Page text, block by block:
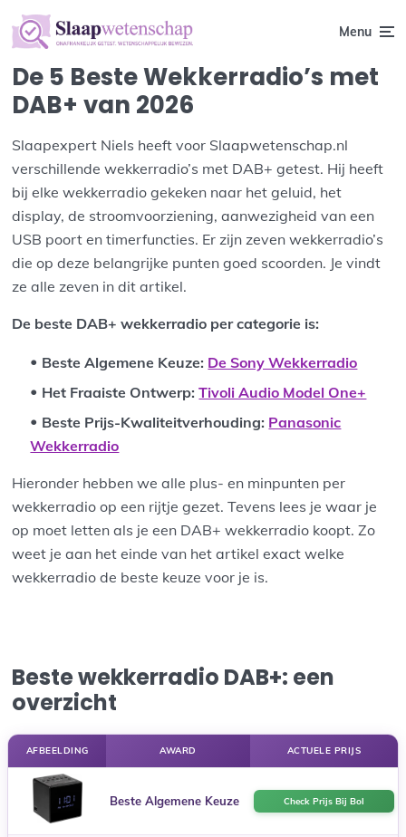
Menu
De 5 Beste Wekkerradio’s met
DAB+ van 2026
Slaapexpert Niels heeft voor Slaapwetenschap.nl
verschillende wekkerradio’s met DAB+ getest. Hij heeft
bij elke wekkerradio gekeken naar het geluid, het
display, de stroomvoorziening, aanwezigheid van een
USB poort en timerfuncties. Er zijn zeven wekkerradio’s
die op deze belangrijke punten goed scoorden. Je vindt
ze alle zeven in dit artikel.
De beste DAB+ wekkerradio per categorie is:
Beste Algemene Keuze: De Sony Wekkerradio
Het Fraaiste Ontwerp:Tivoli Audio Model One+
Beste Prijs-Kwaliteitverhouding: Panasonic
Wekkerradio
Hieronder hebben we alle plus- en minpunten per
wekkerradio op een rijtje gezet. Tevens lees je waar je
op moet letten als je een DAB+ wekkerradio koopt. Zo
weet je aan het einde van het artikel exact welke
wekkerradio de beste keuze voor je is.
Beste wekkerradio DAB+: een
overzicht
AFBEELDING AWARD ACTUELE PRIJS
Beste Algemene Keuze Check Prijs Bij Bol